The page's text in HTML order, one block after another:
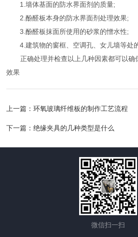
1.墙体基面的防水界面剂的质量;
2.酚醛板本身的防水界面剂处理效果;
3.酚醛板抹面所使用的砂浆的憎水性;
4.建筑物的窗框、空调孔、女儿墙等处
正确处理并检查以上几种因素都可以确
效果
上一篇：环氧玻璃纤维板的制作工艺流程
下一篇：绝缘夹具的几种类型是什么
微信扫一扫